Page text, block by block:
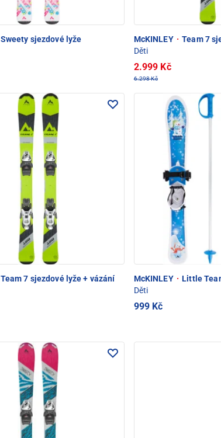
Sweety sjezdové lyže
McKINLEY · Team 7
Děti
2.999 Kč
6.298 Kč
Team 7 sjezdové lyže + vázání
McKINLEY · Little
Děti
999 Kč